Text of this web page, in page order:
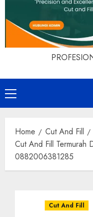
Primary
Menu
Home
Cut And Fill
Cut And Fill Termurah
0882006381285
Cut And Fill